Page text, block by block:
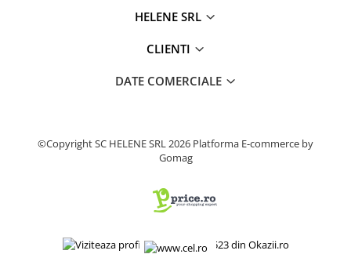
Generatoare curent electric
Pistoale cu aer cald
Mașini electrice de șlefuit / polișat
Masini de debitat metal
HELENE SRL
CLIENTI
DATE COMERCIALE
©Copyright SC HELENE SRL 2026 Platforma E-commerce by
Gomag